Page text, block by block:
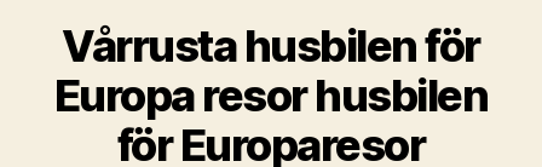
Vårrusta husbilen för
Europa resor husbilen
för Europaresor